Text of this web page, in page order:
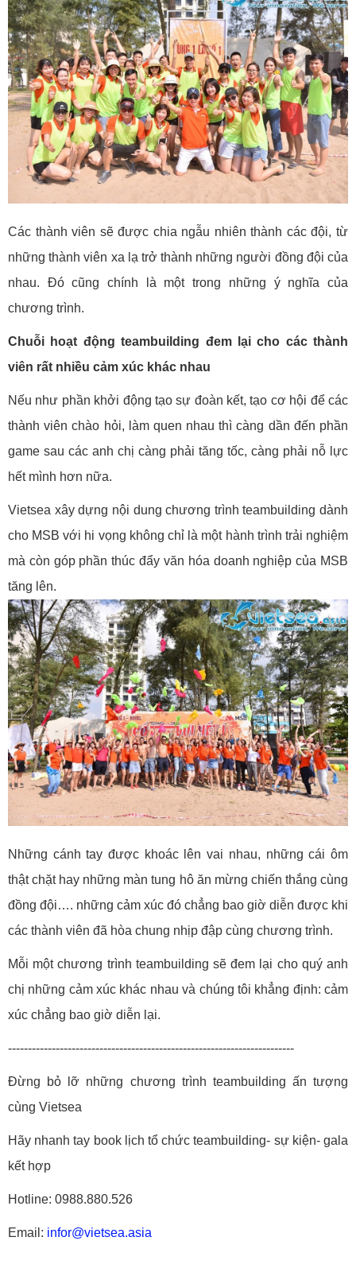
Các thành viên sẽ được chia ngẫu nhiên thành các đội, từ
những thành viên xa lạ trở thành những người đồng đội của
nhau. Đó cũng chính là một trong những ý nghĩa của
chương trình.
Chuỗi hoạt động teambuilding đem lại cho các thành
viên rất nhiều cảm xúc khác nhau
Nếu như phần khởi động tạo sự đoàn kết, tạo cơ hội để các
thành viên chào hỏi, làm quen nhau thì càng dần đến phần
game sau các anh chị càng phải tăng tốc, càng phải nỗ lực
hết mình hơn nữa.
Vietsea xây dựng nội dung chương trình teambuilding dành
cho MSB với hi vọng không chỉ là một hành trình trải nghiệm
mà còn góp phần thúc đẩy văn hóa doanh nghiệp của MSB
tăng lên.
Những cánh tay được khoác lên vai nhau, những cái ôm
thật chặt hay những màn tung hô ăn mừng chiến thắng cùng
đồng đội…. những cảm xúc đó chẳng bao giờ diễn được khi
các thành viên đã hòa chung nhịp đập cùng chương trình.
Mỗi một chương trình teambuilding sẽ đem lại cho quý anh
chị những cảm xúc khác nhau và chúng tôi khẳng định: cảm
xúc chẳng bao giờ diễn lại.
------------------------------------------------------------------------
Đừng bỏ lỡ những chương trình teambuilding ấn tượng
cùng Vietsea
Hãy nhanh tay book lịch tổ chức teambuilding- sự kiện- gala
kết hợp
Hotline: 0988.880.526
Email: infor@vietsea.asia